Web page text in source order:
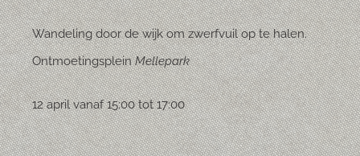
Wandeling door de wijk om zwerfvuil op te halen.
OntmoetingspleinMellepark
12 april vanaf 15:00 tot 17:00